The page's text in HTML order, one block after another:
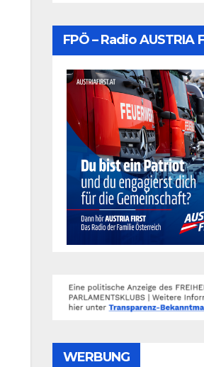
FPÖ – Radio AUSTRIA
WERBUNG